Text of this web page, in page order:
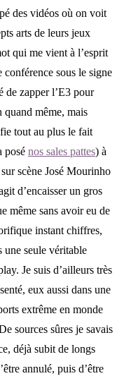
des vidéos où on voit
arts de leurs jeux
qui me vient à l’esprit
conférence sous le signe
de zapper l’E3 pour
quand même, mais
tout au plus le fait
posé nos sales pattes) à
scène José Mourinho
d’encaisser un gros
même sans avoir eu de
instant chiffres,
une seule véritable
Je suis d’ailleurs très
eux aussi dans une
extrême en monde
sources sûres je savais
déjà subit de longs
annulé, puis d’être